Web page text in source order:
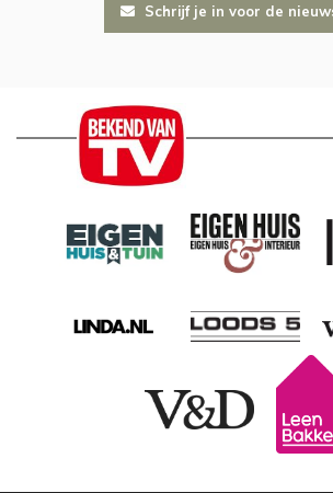
Schrijf je in voor de